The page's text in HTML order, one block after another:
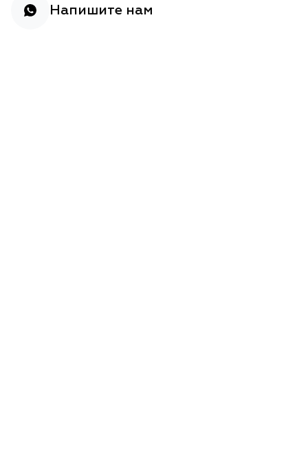
Напишите нам